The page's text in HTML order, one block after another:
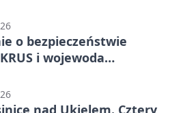
o bezpieczeństwie
i wojewoda
nad Ukielem. Cztery